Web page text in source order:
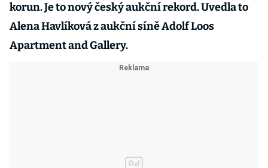
korun. Je to nový český aukční rekord. Uvedla to
Alena Havlíková z aukční síně Adolf Loos
Apartment and Gallery.